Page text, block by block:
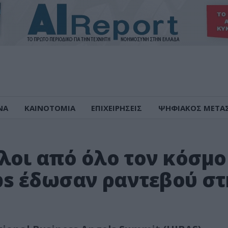
ΚΑΙΝΟΤΟΜΙΑ ΕΠΙΧΕΙΡΗΣΕΙΣ ΨΗΦΙΑΚΟΣ
από όλο τον κόσμο
έδωσαν ραντεβού